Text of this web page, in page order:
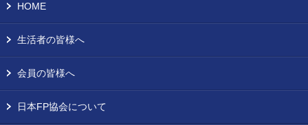
HOME
生活者の皆様へ
会員の皆様へ
日本FP協会について